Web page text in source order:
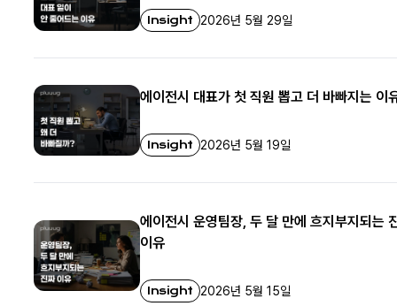
Insight 2026년 5월 29일
에이전시 대표가 첫 직원 뽑고 더 바빠지는 이
Insight 2026년 5월 19일
에이전시 운영팀장, 두 달 만에 흐지부지되는
이유
Insight 2026년 5월 15일